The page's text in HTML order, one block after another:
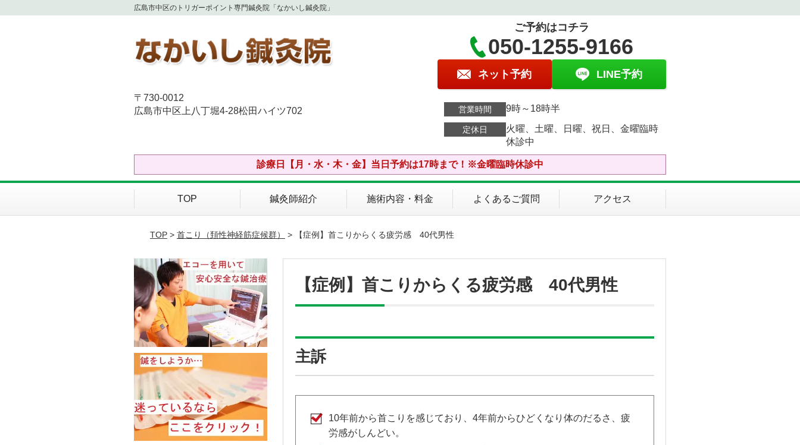
広島市中区のトリガーポイント専門鍼灸院「なかいし鍼灸院」
〒730-0012
広島市中区上八丁堀4-28松田ハイツ702
ご予約はコチラ
050-1255-9166
ネット予約 LINE予約
営業時間 9時～18時半
定休日
火曜、土曜、日曜、祝日、金曜臨時
休診中
診療日【月・水・木・金】当日予約は17時まで！※金曜臨時休診中
TOP 鍼灸師紹介 施術内容・料金 よくあるご質問 アクセス
TOP> 首こり（頚性神経筋症候群） > 【症例】首こりからくる疲労感 40代男性
【症例】首こりからくる疲労感 40代男性
主訴
10年前から首こりを感じており、4年前からひどくなり体のだるさ、疲
労感がしんどい。